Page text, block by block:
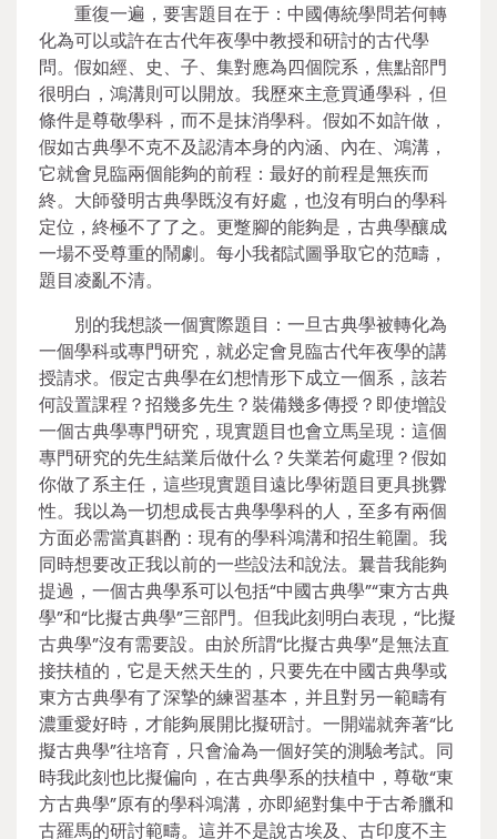
重復一遍，要害題目在于：中國傳統學問若何轉
化為可以或許在古代年夜學中教授和研討的古代學
問。假如經、史、子、集對應為四個院系，焦點部門
很明白，鴻溝則可以開放。我歷來主意買通學科，但
條件是尊敬學科，而不是抹消學科。假如不如許做，
假如古典學不克不及認清本身的內涵、內在、鴻溝，
它就會見臨兩個能夠的前程：最好的前程是無疾而
終。大師發明古典學既沒有好處，也沒有明白的學科
定位，終極不了了之。更蹩腳的能夠是，古典學釀成
一場不受尊重的鬧劇。每小我都試圖爭取它的范疇，
題目凌亂不清。
別的我想談一個實際題目：一旦古典學被轉化為
一個學科或專門研究，就必定會見臨古代年夜學的講
授請求。假定古典學在幻想情形下成立一個系，該若
何設置課程？招幾多先生？裝備幾多傳授？即使增設
一個古典學專門研究，現實題目也會立馬呈現：這個
專門研究的先生結業后做什么？失業若何處理？假如
你做了系主任，這些現實題目遠比學術題目更具挑釁
性。我以為一切想成長古典學學科的人，至多有兩個
方面必需當真斟酌：現有的學科鴻溝和招生範圍。我
同時想要改正我以前的一些設法和說法。曩昔我能夠
提過，一個古典學系可以包括“中國古典學”“東方古典
學”和“比擬古典學”三部門。但我此刻明白表現，“比擬
古典學”沒有需要設。由於所謂“比擬古典學”是無法直
接扶植的，它是天然天生的，只要先在中國古典學或
東方古典學有了深摯的練習基本，并且對另一範疇有
濃重愛好時，才能夠展開比擬研討。一開端就奔著“比
擬古典學”往培育，只會淪為一個好笑的測驗考試。同
時我此刻也比擬偏向，在古典學系的扶植中，尊敬“東
方古典學”原有的學科鴻溝，亦即絕對集中于古希臘和
古羅馬的研討範疇。這并不是說古埃及、古印度不主